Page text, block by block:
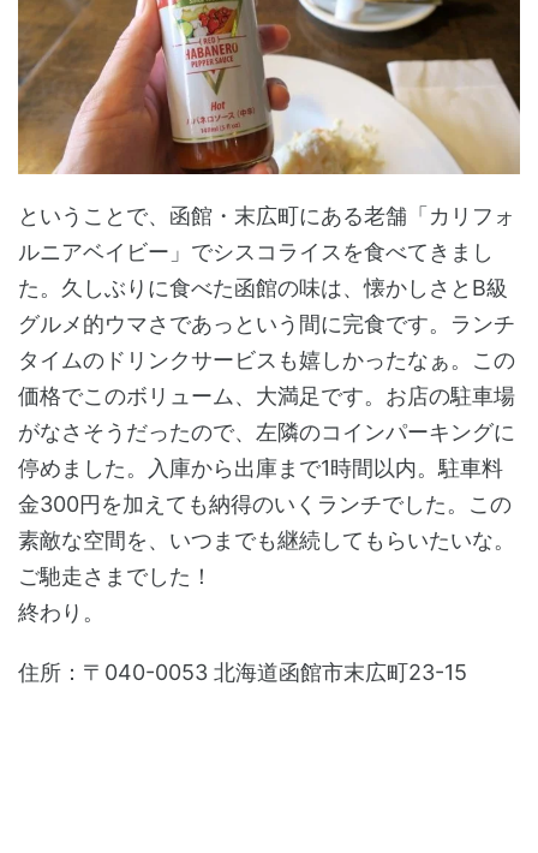
ということで、函館・末広町にある老舗「カリフォ
ルニアベイビー」でシスコライスを食べてきまし
た。久しぶりに食べた函館の味は、懐かしさとB級
グルメ的ウマさであっという間に完食です。ランチ
タイムのドリンクサービスも嬉しかったなぁ。この
価格でこのボリューム、大満足です。お店の駐車場
がなさそうだったので、左隣のコインパーキングに
停めました。入庫から出庫まで1時間以内。駐車料
金300円を加えても納得のいくランチでした。この
素敵な空間を、いつまでも継続してもらいたいな。
ご馳走さまでした！
終わり。
住所：〒040-0053 北海道函館市末広町23-15